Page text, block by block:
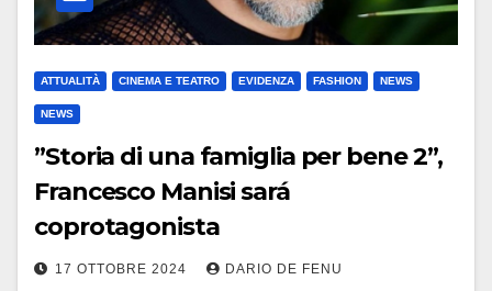
ATTUALITÀ CINEMA E TEATRO EVIDENZA FASHION NEWS
NEWS
”Storia di una famiglia per bene 2”,
Francesco Manisi sará
coprotagonista
17 OTTOBRE 2024 DARIO DE FENU